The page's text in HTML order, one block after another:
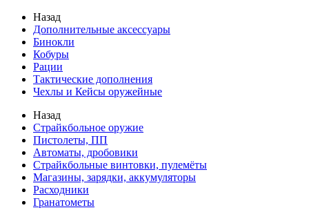
Назад
Дополнительные аксессуары
Бинокли
Кобуры
Рации
Тактические дополнения
Чехлы и Кейсы оружейные
Назад
Страйкбольное оружие
Пистолеты, ПП
Автоматы, дробовики
Страйкбольные винтовки, пулемёты
Магазины, зарядки, аккумуляторы
Расходники
Гранатометы